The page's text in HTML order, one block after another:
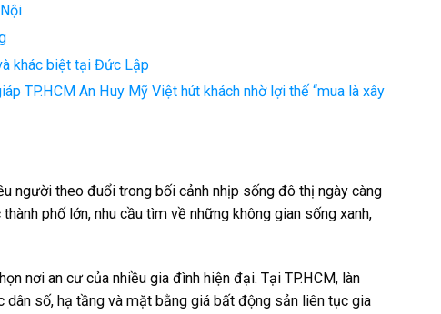
khác biệt tại Đức Lập
TP.HCM An Huy Mỹ Việt hút khách nhờ lợi thế “mua là xây
người theo đuổi trong bối cảnh nhịp sống đô thị ngày càng
phố lớn, nhu cầu tìm về những không gian sống xanh,
nơi an cư của nhiều gia đình hiện đại. Tại TP.HCM, làn
số, hạ tầng và mặt bằng giá bất động sản liên tục gia